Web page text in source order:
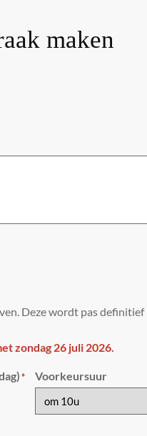
maken
Deze wordt pas definitief
zondag 26 juli 2026.
* Voorkeursuur